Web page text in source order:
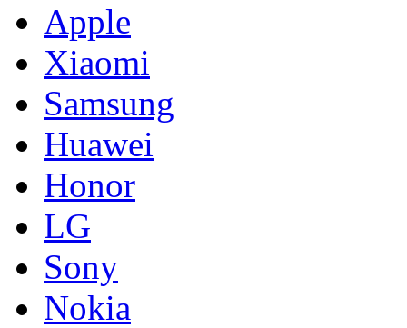
Apple
Xiaomi
Samsung
Huawei
Honor
LG
Sony
Nokia